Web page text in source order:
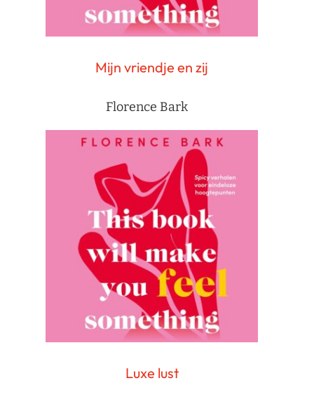
Mijn vriendje en zij
Florence Bark
Luxe lust